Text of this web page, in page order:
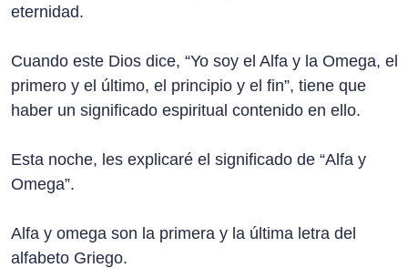
eternidad.
Cuando este Dios dice, “Yo soy el Alfa y la Omega, el
primero y el último, el principio y el fin”, tiene que
haber un significado espiritual contenido en ello.
Esta noche, les explicaré el significado de “Alfa y
Omega”.
Alfa y omega son la primera y la última letra del
alfabeto Griego.